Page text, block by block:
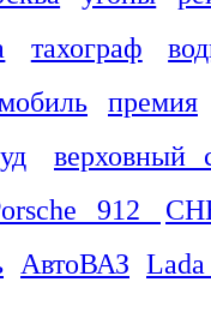
тахограф
премия
верховный
912
АвтоВАЗ